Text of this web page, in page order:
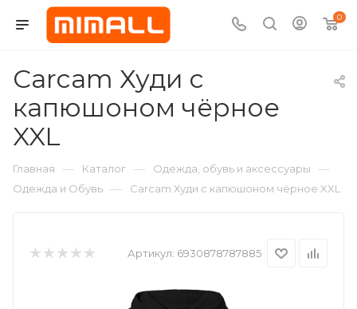
0
Carcam Худи c
капюшоном чёрное
XXL
Главная — Каталог — Одежда, обувь и аксессуары —
Одежда и Обувь — Carcam Худи c капюшоном чёрное XXL
Артикул: 6930878787885